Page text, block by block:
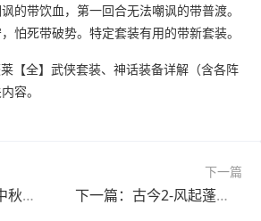
的带饮血，第一回合无法嘲讽的带普渡。
怕死带破势。特定套装有用的带新套装。
【全】武侠套装、神话装备详解（含各阵
容。
上一篇：心动小镇中秋节限定家具泡泡(合集)
下一篇
下一篇：古今2-风起蓬莱新手如何开荒，超详细攻略